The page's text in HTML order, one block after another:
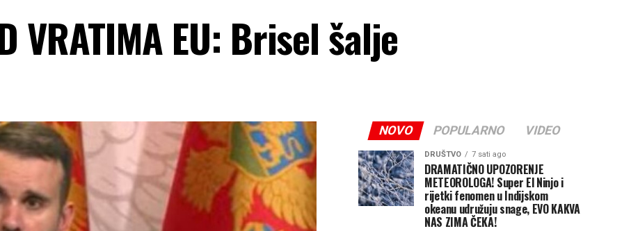
VRATIMA EU: Brisel šalje
NOVO POPULARNO VIDEO
DRUŠTVO 7 sati ago
DRAMATIČNO UPOZORENJE
METEOROLOGA! Super El Ninjo i
rijetki fenomen u Indijskom
okeanu udružuju snage, EVO KAKVA
NAS ZIMA ČEKA!